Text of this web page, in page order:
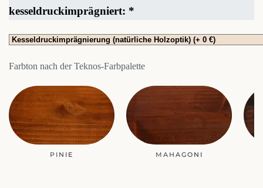
kesseldruckimprägniert: *
Farbton nach der Teknos-Farbpalette
PINIE MAHAGONI